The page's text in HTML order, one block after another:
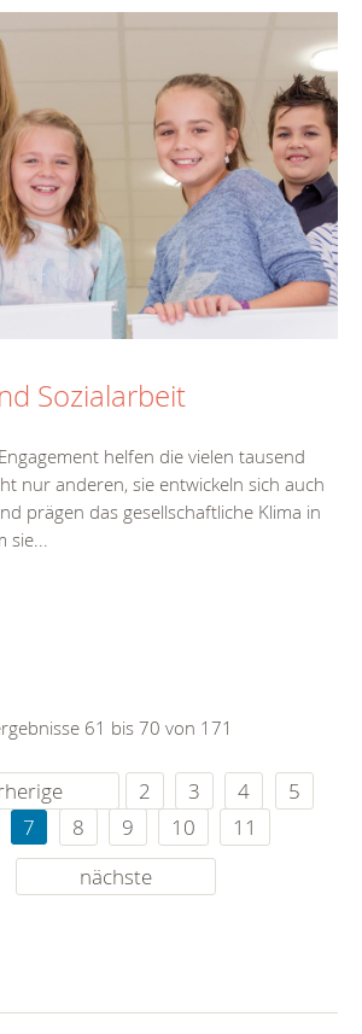
Sozialarbeit
helfen die vielen tausend
nur anderen, sie entwickeln sich auch
prägen das gesellschaftliche Klima in
61 bis 70 von 171
2 3 4
5
7 8 9 10
11
nächste